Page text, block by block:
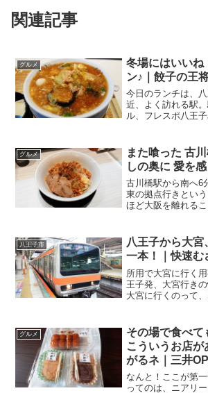
関連記事
グルメ
冬場にはいいね
ン♪｜餃子の王
今日のランチは、
近、よく訪れる駅
ル、フレスポ八王
ですね）駅という
然としていて綺麗
グルメ
また喰った 古
しの奥に 愛を
古川橋駅から南へ6
東の拠点行きとい
ほど大阪を離れる
きますが、しばし
んだのが、こちら
八王子市
八王子から大
一本！｜快速む
所用で大宮に行く
王子発、大宮行き
大宮に行くのって
⇒（武蔵野線）⇒武
⇒大宮・八王子⇒
グルメ
その場で食べて
こういうお店が
がるネ｜三井
なんと！ここが第
ってのは、ニアリ